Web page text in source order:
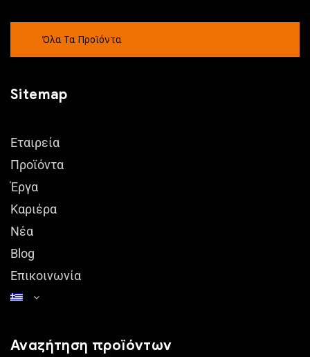
Όλα Τα Προϊόντα
Sitemap
Εταιρεία
Προϊόντα
Έργα
Καριέρα
Νέα
Blog
Επικοινωνία
Αναζήτηση προϊόντων